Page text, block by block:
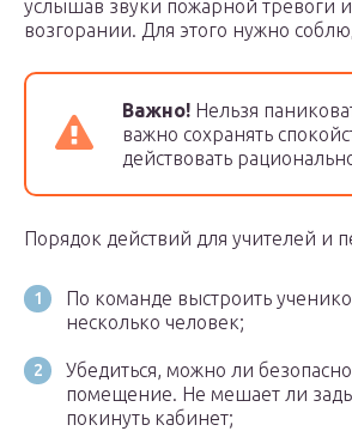
услышав звуки пожарной тревоги
возгорании. Для этого нужно
Важно! Нельзя
важно сохранять
действовать
Порядок действий для учителей и
По команде выстроить
несколько человек;
Убедиться, можно ли
помещение. Не мешает ли
покинуть кабинет;